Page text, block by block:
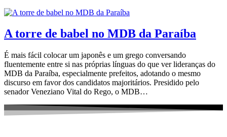
A torre de babel no MDB da Paraíba
É mais fácil colocar um japonês e um grego conversando
fluentemente entre si nas próprias línguas do que ver lideranças do
MDB da Paraíba, especialmente prefeitos, adotando o mesmo
discurso em favor dos candidatos majoritários. Presidido pelo
senador Veneziano Vital do Rego, o MDB…